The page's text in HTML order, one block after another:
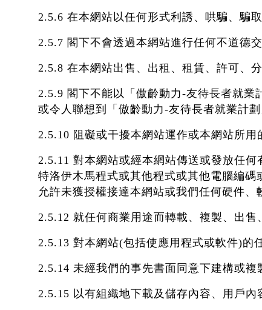
2.5.6 在本網站以任何形式利誘、哄騙、騙
2.5.7 閣下不會透過本網站進行任何不道德
2.5.8 在本網站出售、出租、租賃、許可、
2.5.9 閣下不能以「傲齡動力-友待長者就業
或令人聯想到「傲齡動力-友待長者就業計
2.5.10 阻礙或干擾本網站運作或本網站所
2.5.11 對本網站或經本網站傳送或發放任
特洛伊木馬程式或其他程式或其他電腦編
允許未獲授權接達本網站或我們任何硬件、
2.5.12 就任何商業用途而轉載、複製、出
2.5.13 對本網站(包括使應用程式或軟件)的
2.5.14 未經我們的事先書面同意下建構或複
2.5.15 以有組織地下載及儲存內容、用戶